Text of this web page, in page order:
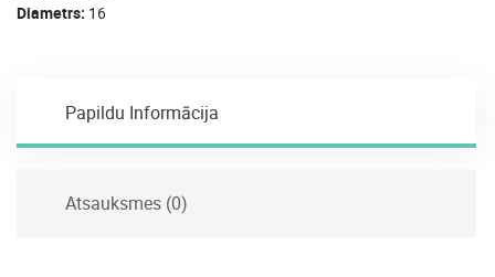
Diametrs 16
Papildu Informācija
Atsauksmes (0)